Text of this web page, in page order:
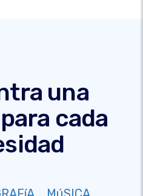
una
cada